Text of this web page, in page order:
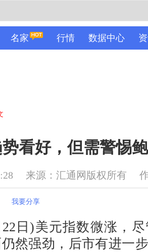
名家 行情 数据中心
看好，但需警惕
来源：汇通网版权所有
我要分享
)美元指数微涨，尽
然强劲，后市有进一